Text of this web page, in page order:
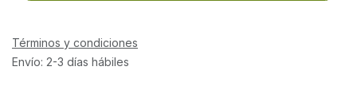
Términos y condiciones
Envío: 2-3 días hábiles